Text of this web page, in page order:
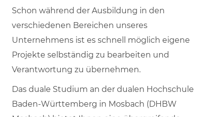
Schon während der Ausbildung in den
verschiedenen Bereichen unseres
Unternehmens ist es schnell möglich eigene
Projekte selbständig zu bearbeiten und
Verantwortung zu übernehmen.
Das duale Studium an der dualen Hochschule
Baden-Württemberg in Mosbach (DHBW